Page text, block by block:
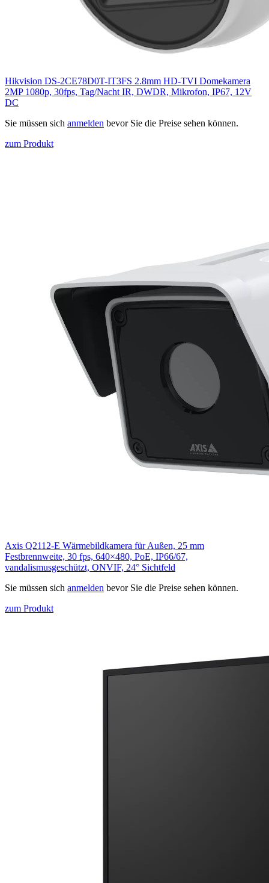
Hikvision DS-2CE78D0T-IT3FS 2.8mm HD-TVI Domekamera
2MP 1080p, 30fps, Tag/Nacht IR, DWDR, Mikrofon, IP67, 12V
DC
Sie müssen sich anmelden bevor Sie die Preise sehen können.
zum Produkt
Axis Q2112-E Wärmebildkamera für Außen, 25 mm
Festbrennweite, 30 fps, 640×480, PoE, IP66/67,
vandalismusgeschützt, ONVIF, 24° Sichtfeld
Sie müssen sich anmelden bevor Sie die Preise sehen können.
zum Produkt